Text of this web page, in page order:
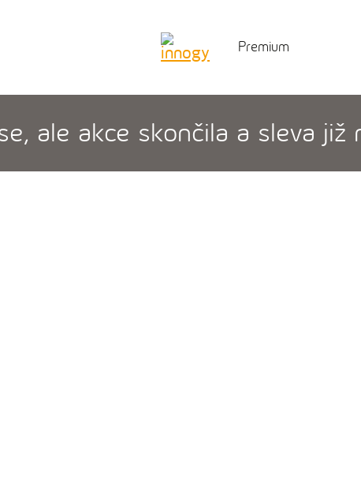
Premium
ale akce skončila a sleva již